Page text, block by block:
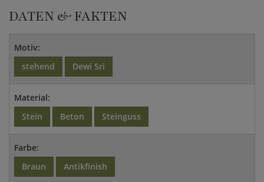
DATEN & FAKTEN
Motiv:
stehend
Dewi Sri
Material:
Stein
Beton Steinguss
Farbe:
Braun
Antikfinish